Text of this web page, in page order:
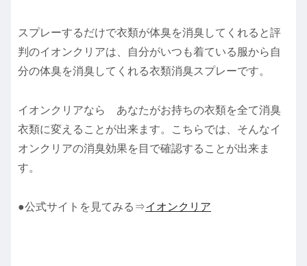
スプレーするだけで衣類が体臭を消臭してくれると評
判のイオンクリアは、自分がいつも着ている服から自
分の体臭を消臭してくれる衣類消臭スプレーです。
イオンクリアなら あなたがお持ちの衣類を全て消臭
衣類に変えることが出来ます。こちらでは、そんなイ
オンクリアの消臭効果を目で確認することが出来ま
す。
●公式サイトを見てみる⇒イオンクリア